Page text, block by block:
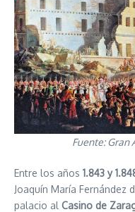
Fuente: Gran
Entre los años 1.843 y
Joaquín María Fernández
palacio al Casino de